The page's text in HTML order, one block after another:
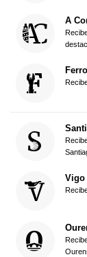
A
Ferrol
Vigo